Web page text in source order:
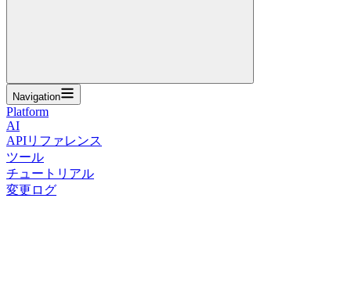
Navigation
Platform
AI
APIリファレンス
ツール
チュートリアル
変更ログ